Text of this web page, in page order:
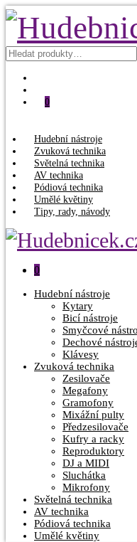
Hledat:
0
Hudební nástroje
Zvuková technika
Světelná technika
AV technika
Pódiová technika
Umělé květiny
Tipy, rady, návody
0
Hudební nástroje
Kytary
Bicí nástroje
Smyčcové
Dechové
Klávesy
Zvuková technika
Zesilovače
Megafony
Gramofony
Mixážní pulty
Předzesilovače
Kufry a racky
Reproduktory
DJ a MIDI
Sluchátka
Mikrofony
Světelná technika
AV technika
Pódiová technika
Umělé květiny